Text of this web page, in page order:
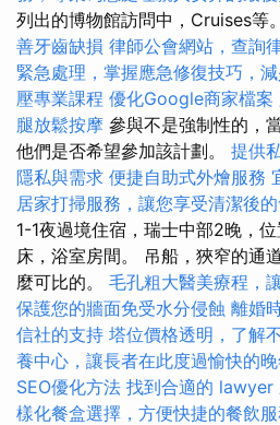
列出的博物館訪問中，Cruises等。
善牙齒缺損 律師公會網站，查詢
緊急處理，掌握應急修復技巧，
壓專業課程 優化Google商家檔案
腿放鬆按摩 參與不是強制性的，
他們是否希望參加該計劃。 提供
隱私與需求 便捷自助式外燴服務
居家打掃服務，讓您享受清潔後
1-1夜過境住宿，瑞士中部2晚，
床，浴室房間。 吊船，狹窄的通
麼可比的。 毛孔粗大醫美療程，
保護您的牆面免受水分侵蝕 離婚
信社的支持 塔位價格透明，了解
養中心，讓長者在此度過愉快的
SEO優化方法 找到合適的 lawyer
樣化餐盒選擇，方便快捷的餐飲